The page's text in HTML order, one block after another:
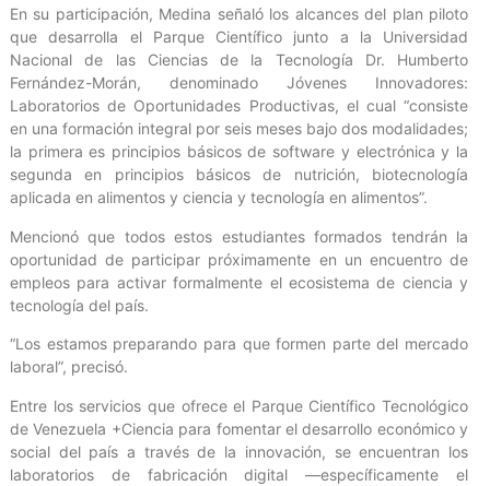
En su participación, Medina señaló los alcances del plan piloto
que desarrolla el Parque Científico junto a la Universidad
Nacional de las Ciencias de la Tecnología Dr. Humberto
Fernández-Morán, denominado Jóvenes Innovadores:
Laboratorios de Oportunidades Productivas, el cual “consiste
en una formación integral por seis meses bajo dos modalidades;
la primera es principios básicos de software y electrónica y la
segunda en principios básicos de nutrición, biotecnología
aplicada en alimentos y ciencia y tecnología en alimentos”.
Mencionó que todos estos estudiantes formados tendrán la
oportunidad de participar próximamente en un encuentro de
empleos para activar formalmente el ecosistema de ciencia y
tecnología del país.
“Los estamos preparando para que formen parte del mercado
laboral”, precisó.
Entre los servicios que ofrece el Parque Científico Tecnológico
de Venezuela +Ciencia para fomentar el desarrollo económico y
social del país a través de la innovación, se encuentran los
laboratorios de fabricación digital —específicamente el